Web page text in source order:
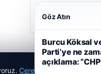
Çerez Politikamız
Göz Atın
Burcu Köksal
Parti’ye ne
açıklama: